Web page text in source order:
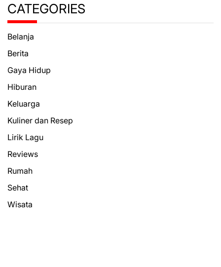
CATEGORIES
Belanja
Berita
Gaya Hidup
Hiburan
Keluarga
Kuliner dan Resep
Lirik Lagu
Reviews
Rumah
Sehat
Wisata